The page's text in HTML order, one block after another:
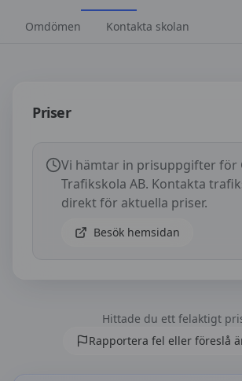
Omdömen Kontakta skolan
Priser
Vi hämtar in prisuppgifter för
Trafikskola AB. Kontakta
direkt för aktuella priser.
Besök hemsidan
Hittade du ett felaktigt
Rapportera fel eller föreslå